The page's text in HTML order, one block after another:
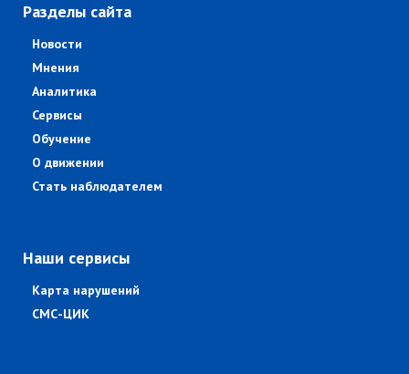
Разделы сайта
Новости
Мнения
Аналитика
Сервисы
Обучение
О движении
Стать наблюдателем
Наши сервисы
Карта нарушений
СМС-ЦИК